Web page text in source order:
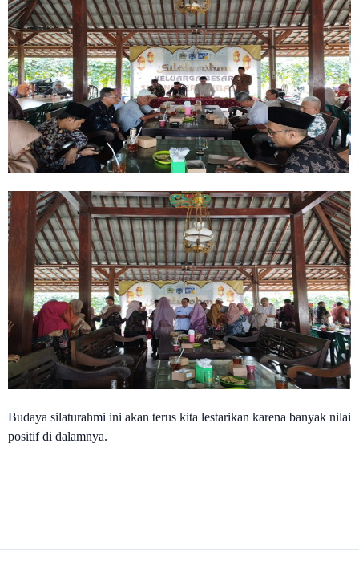
Budaya silaturahmi ini akan terus kita lestarikan karena banyak nilai
positif di dalamnya.